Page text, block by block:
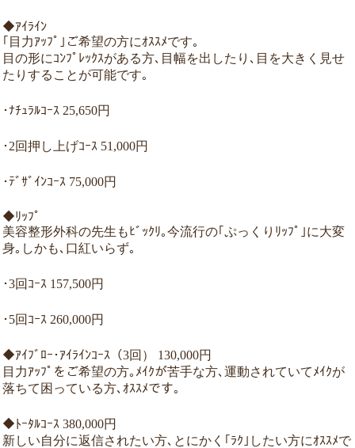
◆ｱｲﾗｲﾝ
｢目力ｱｯﾌﾟ｣ご希望の方にｵｽｽﾒです｡
目の形にｺﾝﾌﾟﾚｯｸｽがある方､目幅を出したり､目を大きく見せ
たりすることが可能です｡
･ﾅﾁｭﾗﾙｺｰｽ 25,650円
･2回押し上げｺｰｽ 51,000円
･ﾃﾞｻﾞｲﾝｺｰｽ 75,000円
◆ﾘｯﾌﾟ
美容整形外科の先生もﾋﾞｯｸﾘ｡今流行の｢ぷっくりﾘｯﾌﾟ｣に大変
身｡しかも､口紅いらず｡
･3回ｺｰｽ 157,500円
･5回ｺｰｽ 260,000円
◆ｱｲﾌﾞﾛｰ･ｱｲﾗｲﾝｺｰｽ（3回） 130,000円
目力ｱｯﾌﾟをご希望の方｡ﾒｲｸが苦手な方､運動されていてﾒｲｸが
落ちて困っている方､ｵｽｽﾒです｡
◆ﾄｰﾀﾙｺｰｽ 380,000円
新しい自分に返信されたい方､とにかく｢ﾗｸ｣したい方にｵｽｽﾒで